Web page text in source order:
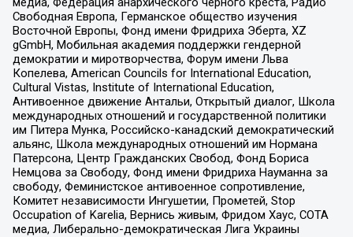
Свободная Европа, Германское общество изучения
Восточной Европы, Фонд имени Фридриха Эберта, XZ
gGmbH, Мобильная академия поддержки гендерной
демократии и миротворчества, Форум имени Льва
Копелева, American Councils for International Education,
Cultural Vistas, Institute of International Education,
Антивоенное движение Антальи, Открытый диалог, Школа
международных отношений и государственной политики
им Питера Мунка, Российско-канадский демократический
альянс, Школа международных отношений им Нормана
Патерсона, Центр Гражданских Свобод, Фонд Бориса
Немцова за Свободу, Фонд имени Фридриха Науманна за
свободу, Феминистское антивоенное сопротивление,
Комитет независимости Ингушетии, Прометей, Stop
Occupation of Karelia, Вернись живым, Фридом Хаус, СОТА
медиа, Либерально-демократическая Лига Украины